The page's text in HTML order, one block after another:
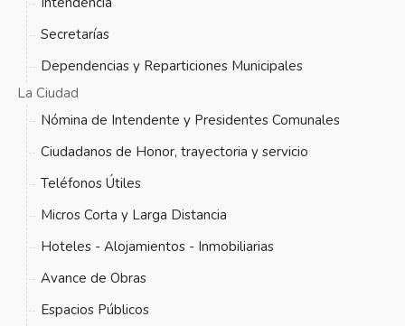
Secretarías
Dependencias y Reparticiones Municipales
La Ciudad
Nómina de Intendente y Presidentes Comunales
Ciudadanos de Honor, trayectoria y servicio
Teléfonos Útiles
Micros Corta y Larga Distancia
Hoteles - Alojamientos - Inmobiliarias
Avance de Obras
Espacios Públicos